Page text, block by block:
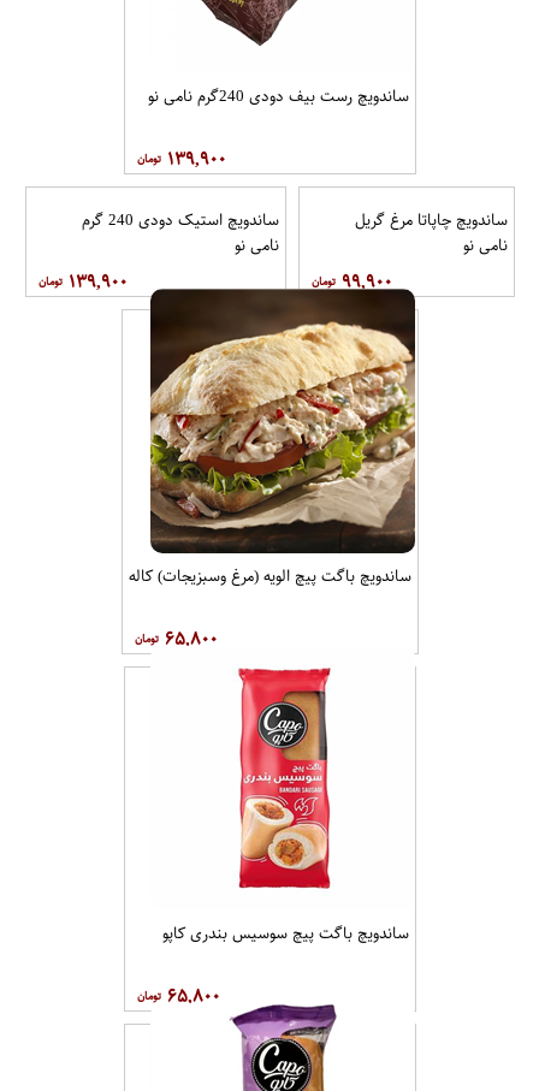
ساندویچ رست بیف دودی 240گرم نامی نو
۱۳۹,۹۰۰
ساندویچ چاپاتا مرغ گریل
نامی نو
۹۹,۹۰۰
ساندویچ استیک دودی 240 گرم
نامی نو
۱۳۹,۹۰۰
ساندویچ باگت پیچ الویه (مرغ وسبزیجات) کاله
۶۵,۸۰۰
ساندویچ باگت پیچ سوسیس بندری کاپو
۶۵,۸۰۰